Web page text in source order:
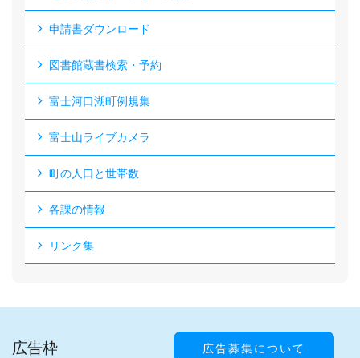
申請書ダウンロード
図書館蔵書検索・予約
富士河口湖町例規集
富士山ライブカメラ
町の人口と世帯数
各課の情報
リンク集
広告枠 広告募集について